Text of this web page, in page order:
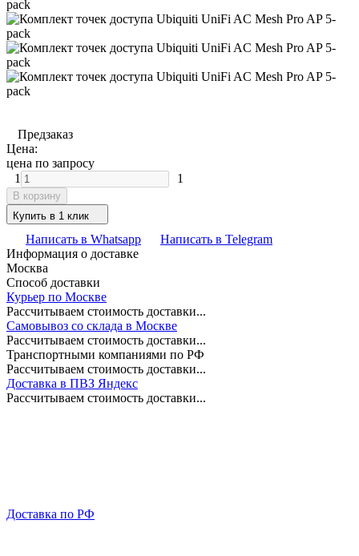
Предзаказ
Цена:
цена по запросу
1
1
В корзину
Купить в 1 клик
Написать в Whatsapp
Написать в Telegram
Информация о доставке
Москва
Способ доставки
Курьер по Москве
Рассчитываем стоимость доставки...
Самовывоз со склада в Москве
Рассчитываем стоимость доставки...
Транспортными компаниями по РФ
Рассчитываем стоимость доставки...
Доставка в ПВЗ Яндекс
Рассчитываем стоимость доставки...
Доставка по РФ